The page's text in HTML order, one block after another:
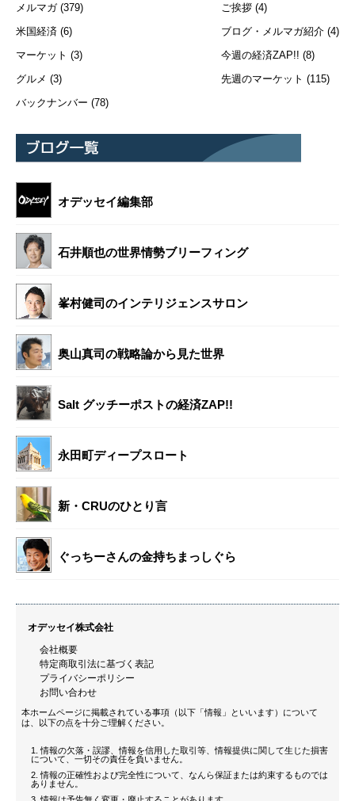
メルマガ(379)
米国経済 (6)
マーケット (3)
グルメ (3)
バックナンバー (78)
ご挨拶 (4)
ブログ・メルマガ紹介 (4)
今週の経済ZAP!! (8)
先週のマーケット (115)
オデッセイ編集部
石井順也の世界情勢ブリーフィング
峯村健司のインテリジェンスサロン
奥山真司の戦略論から見た世界
Salt グッチーポストの経済ZAP!!
永田町ディープスロート
新・CRUのひとり言
ぐっちーさんの金持ちまっしぐら
オデッセイ株式会社
会社概要
特定商取引法に基づく表記
プライバシーポリシー
お問い合わせ
本ホームページに掲載されている事項（以下「情報」といいます）について
は、以下の点を十分ご理解ください。
情報の欠落・誤謬、情報を信用した取引等、情報提供に関して生じた損害
について、一切その責任を負いません。
情報の正確性および完全性について、なんら保証または約束するものでは
ありません。